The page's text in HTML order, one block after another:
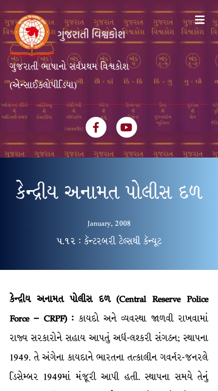
ગુજરાતી ભાષાનો સર્વપ્રથમ વિશ્વકોશ
(એન્સાઈક્લોપીડિયા)
FacebookYoutube
કેન્દ્રીય અનામત પોલીસ દળ
January, 2008
૫.૧૨ : કૅન્ટરબરી ટેલ્સથી કૅન્યૂટ
કેન્દ્રીય અનામત પોલીસ દળ (Central Reserve Police
Force – CRPF) : કાયદો અને વ્યવસ્થા જાળવી રાખવામાં
રાજ્ય સરકારોને સહાય આપતું અર્ધ-લશ્કરી સંગઠન; સ્થાપના
1949. તે અંગેના કાયદાને ભારતના તત્કાલીન ગવર્નર-જનરલે
ડિસેમ્બર 1949માં મંજૂરી આપી હતી. સ્થાપના સમયે તેનું